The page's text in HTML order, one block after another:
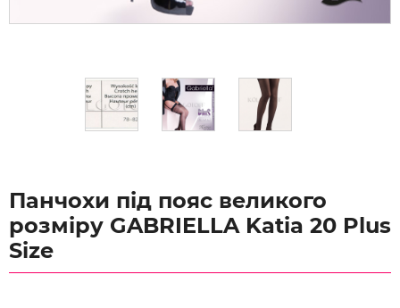
Панчохи під пояс великого
розміру GABRIELLA Katia 20 Plus
Size